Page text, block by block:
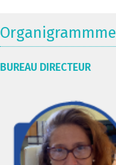
Organigrammme
BUREAU DIRECTEUR